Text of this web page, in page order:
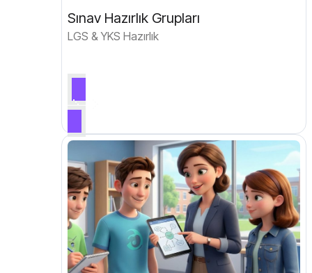
Sınav Hazırlık Grupları
LGS & YKS Hazırlık